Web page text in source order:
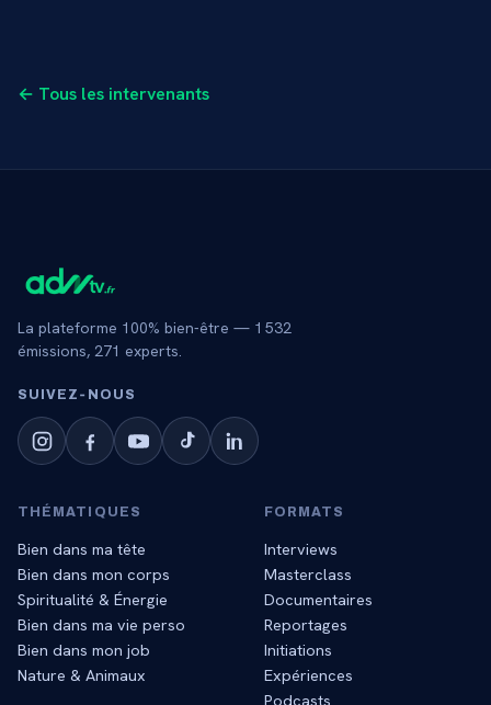
← Tous les intervenants
La plateforme 100% bien-être — 1 532
émissions, 271 experts.
SUIVEZ‑NOUS
THÉMATIQUES
Bien dans ma tête
Bien dans mon corps
Spiritualité & Énergie
Bien dans ma vie perso
Bien dans mon job
Nature & Animaux
FORMATS
Interviews
Masterclass
Documentaires
Reportages
Initiations
Expériences
Podcasts